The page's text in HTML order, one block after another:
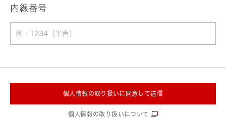
内線番号
個人情報の取り扱いに同意して送信
個人情報の取り扱いについて